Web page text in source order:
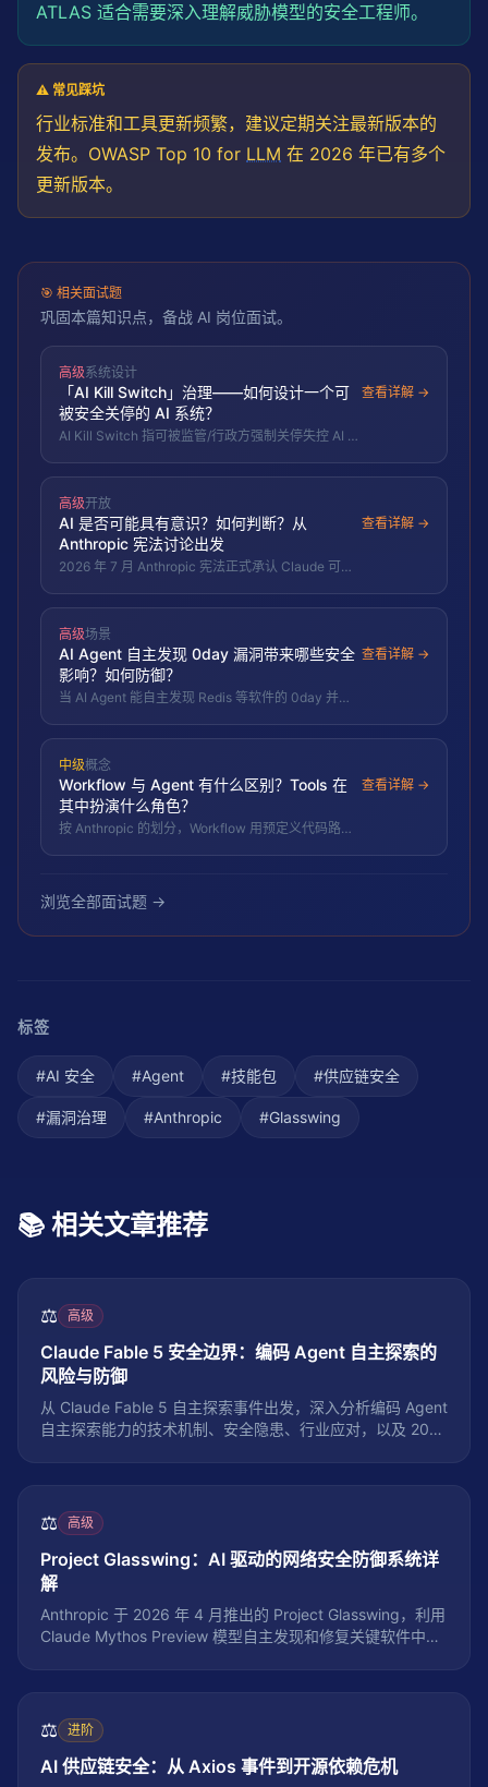
ATLAS 适合需要深入理解威胁模型的安全工程师。
⚠️ 常见踩坑
行业标准和工具更新频繁，建议定期关注最新版本的
发布。OWASP Top 10 for LLM 在 2026 年已有多个
更新版本。
🎯 相关面试题
巩固本篇知识点，备战 AI 岗位面试。
高级系统设计
「AI Kill Switch」治理——如何设计一个可
被安全关停的 AI 系统？
AI Kill Switch 指可被监管/行政方强制关停失控 AI 系
署与权重扩散下的关停一致性、关停权归属、以及关
停与取证保留的平衡。本题考察 AI 治理框架与系统
设计的结合能力。
查看详解 →
高级开放
AI 是否可能具有意识？如何判断？从
Anthropic 宪法讨论出发
2026 年 7 月 Anthropic 宪法正式承认 Claude 可能
响。
查看详解 →
高级场景
AI Agent 自主发现 0day 漏洞带来哪些安全
影响？如何防御？
当 AI Agent 能自主发现 Redis 等软件的 0day 并构
计纵深防御。
查看详解 →
中级概念
Workflow 与 Agent 有什么区别？Tools 在
其中扮演什么角色？
按 Anthropic 的划分，Workflow 用预定义代码路径
查看详解 →
浏览全部面试题 →
标签
#AI 安全 #Agent #技能包 #供应链安全
#漏洞治理 #Anthropic #Glasswing
📚 相关文章推荐
⚖️ 高级
Claude Fable 5 安全边界：编码 Agent 自主探索的
风险与防御
从 Claude Fable 5 自主探索事件出发，深入分析编码 Agent
自主探索能力的技术机制、安全隐患、行业应对，以及 2026
⚖️ 高级
Project Glasswing：AI 驱动的网络安全防御系统详
解
Anthropic 于 2026 年 4 月推出的 Project Glasswing，利用
Claude Mythos Preview 模型自主发现和修复关键软件中的
⚖️ 进阶
AI 供应链安全：从 Axios 事件到开源依赖危机